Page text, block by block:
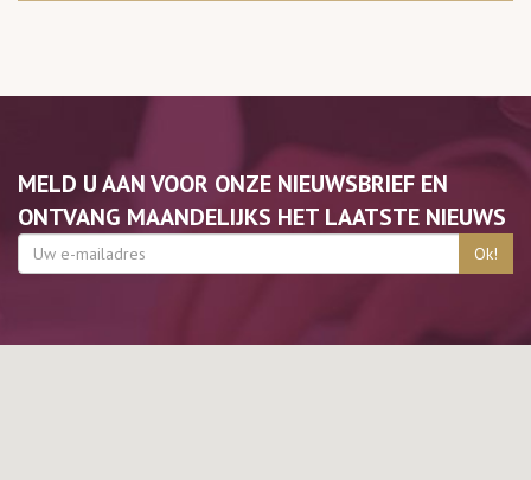
MELD U AAN VOOR ONZE NIEUWSBRIEF EN
ONTVANG MAANDELIJKS HET LAATSTE NIEUWS
Ok!